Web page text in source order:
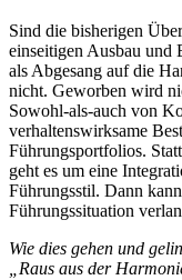
Sind die bisherigen
einseitigen Ausbau und
als Abgesang auf die
nicht. Geworben wird
Sowohl-als-auch von
verhaltenswirksame
Führungsportfolios.
geht es um eine
Führungsstil. Dann
Führungssituation
Wie dies gehen und
„Raus aus der